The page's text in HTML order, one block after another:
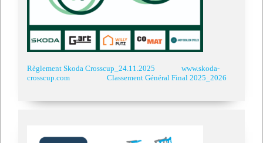
Règlement Skoda Crosscup_24.11.2025
www.skoda-
crosscup.com
Classement Général Final 2025_2026